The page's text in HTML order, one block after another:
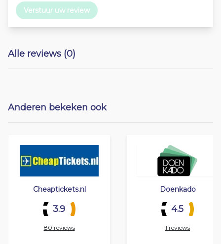
Verstuur uw review
Alle reviews (0)
Anderen bekeken ook
Cheaptickets.nl
3.9
80 reviews
Doenkado
4.5
1 reviews